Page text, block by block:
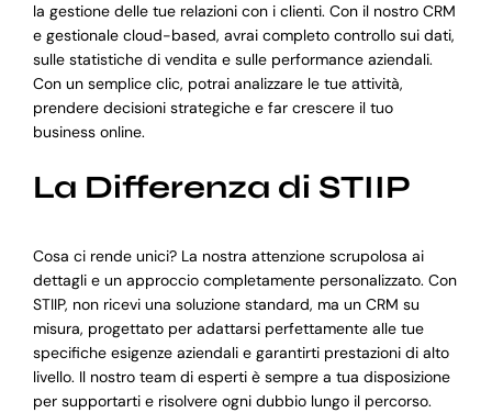
la gestione delle tue relazioni con i clienti. Con il nostro CRM
e gestionale cloud-based, avrai completo controllo sui dati,
sulle statistiche di vendita e sulle performance aziendali.
Con un semplice clic, potrai analizzare le tue attività,
prendere decisioni strategiche e far crescere il tuo
business online.
La Differenza di STIIP
Cosa ci rende unici? La nostra attenzione scrupolosa ai
dettagli e un approccio completamente personalizzato. Con
STIIP, non ricevi una soluzione standard, ma un CRM su
misura, progettato per adattarsi perfettamente alle tue
specifiche esigenze aziendali e garantirti prestazioni di alto
livello. Il nostro team di esperti è sempre a tua disposizione
per supportarti e risolvere ogni dubbio lungo il percorso.